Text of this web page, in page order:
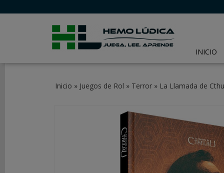
INICIO
Inicio » Juegos de Rol » Terror» La Llamada de